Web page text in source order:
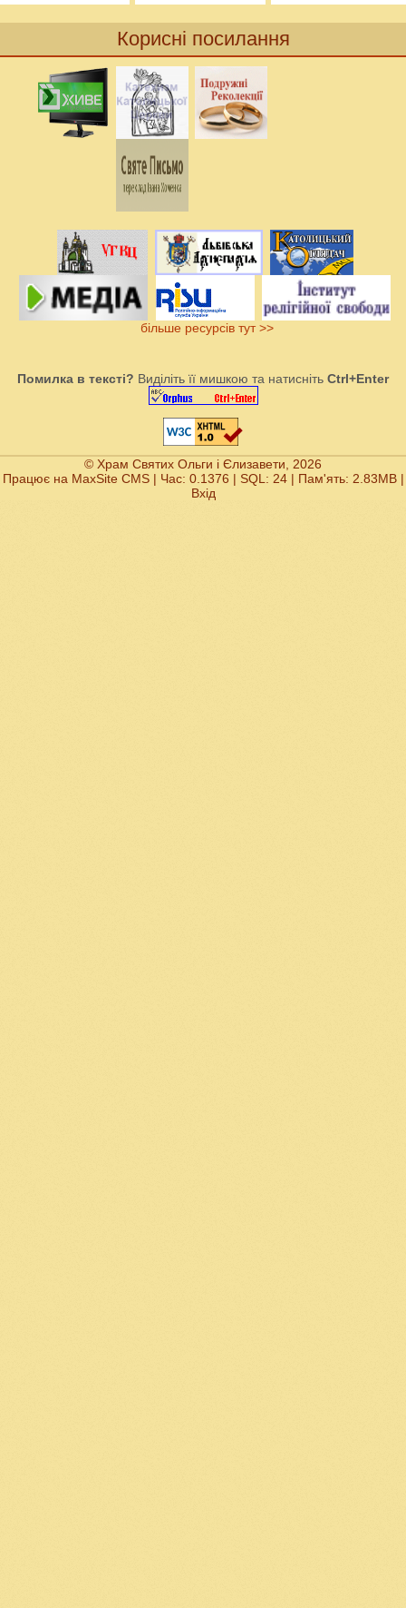
Корисні посилання
більше ресурсів тут >>
Помилка в тексті? Виділіть її мишкою та натисніть Ctrl+Enter
© Храм Святих Ольги і Єлизавети, 2026
Працює на MaxSite CMS| Час: 0.1376 | SQL: 24 | Пам'ять: 2.83MB|
Вхід